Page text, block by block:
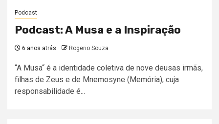
Podcast
Podcast: A Musa e a Inspiração
6 anos atrás Rogerio Souza
“A Musa“ é a identidade coletiva de nove deusas irmãs,
filhas de Zeus e de Mnemosyne (Memória), cuja
responsabilidade é...